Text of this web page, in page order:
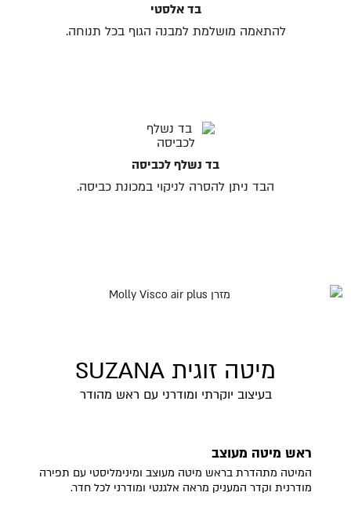
בד אלסטי
להתאמה מושלמת למבנה הגוף בכל תנוחה.
בד נשלף לכביסה
הבד ניתן להסרה לניקוי במכונת כביסה.
מיטה זוגית SUZANA
בעיצוב יוקרתי ומודרני עם ראש מהודר
ראש מיטה מעוצב
המיטה מתהדרת בראש מיטה מעוצב ומינימליסטי עם תפירה
מודרנית וקדר המעניק מראה אלגנטי ומודרני לכל חדר.